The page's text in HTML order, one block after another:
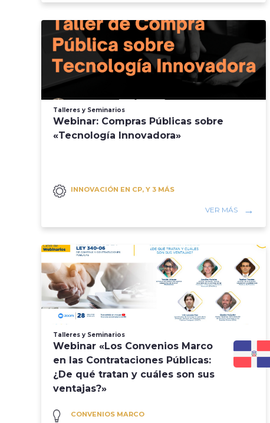
Talleres y Seminarios
Webinar: Compras Públicas sobre
«Tecnología Innovadora»
INNOVACIÓN EN CP, Y 3 MÁS
VER MÁS
Talleres y Seminarios
Webinar «Los Convenios Marco
en las Contrataciones Públicas:
¿De qué tratan y cuáles son sus
ventajas?»
CONVENIOS MARCO